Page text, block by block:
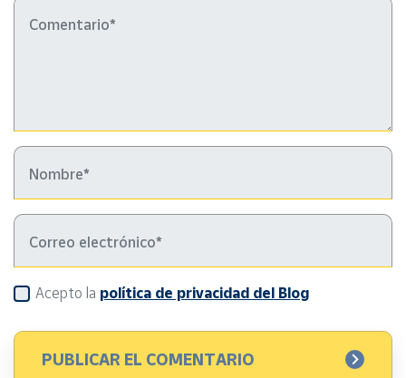
Acepto la política de privacidad del Blog